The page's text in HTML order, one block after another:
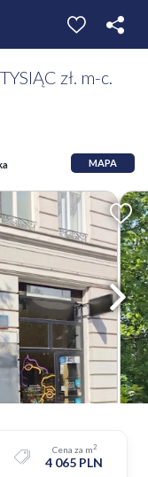
zł. m-c.
MAPA
Cena za m2
4 065 PLN